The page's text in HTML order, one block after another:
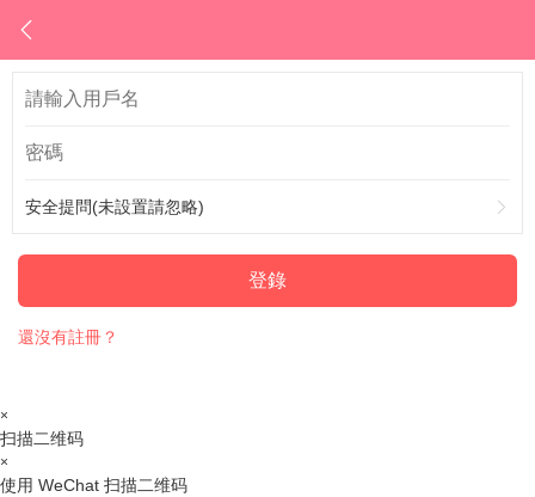
安全提問(未設置請忽略)
登錄
還沒有註冊？
×
扫描二维码
×
使用 WeChat 扫描二维码